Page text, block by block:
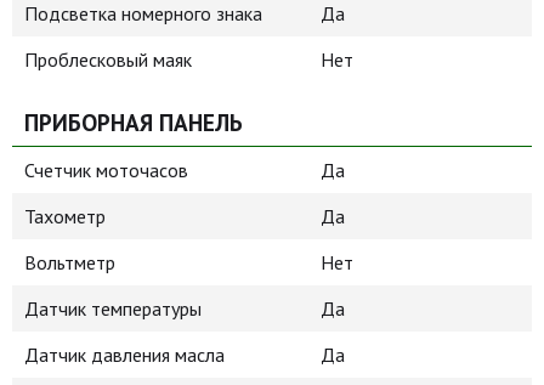
Подсветка номерного знака
Да
Проблесковый маяк
Нет
ПРИБОРНАЯ ПАНЕЛЬ
Счетчик моточасов
Да
Тахометр
Да
Вольтметр
Нет
Датчик температуры
Да
Датчик давления масла
Да